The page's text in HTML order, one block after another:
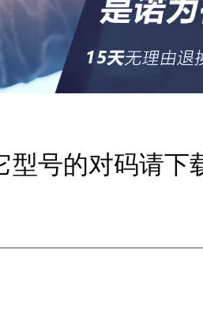
型号的对码请下